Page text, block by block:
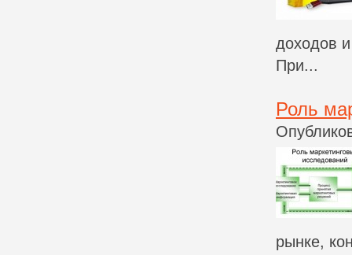
доходов
При...
Роль
рынке,